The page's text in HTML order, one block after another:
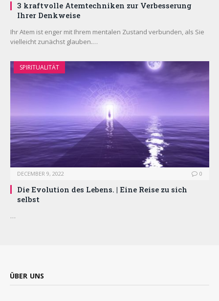
3 kraftvolle Atemtechniken zur Verbesserung
Ihrer Denkweise
Ihr Atem ist enger mit Ihrem mentalen Zustand verbunden, als Sie
vielleicht zunächst glauben.…
SPIRITUALITÄT
DECEMBER 9, 2022 0
Die Evolution des Lebens. | Eine Reise zu sich
selbst
…
ÜBER UNS